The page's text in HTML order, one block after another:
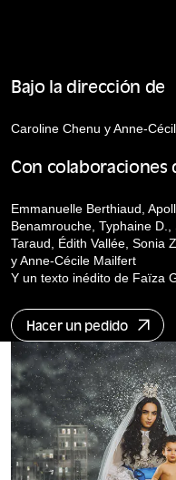
Bajo la dirección de
Caroline Chenu y Anne-
Con colaboraciones
Emmanuelle Berthiaud,
Benamrouche, Typhaine
Taraud, Édith Vallée, Sonia
y Anne-Cécile Mailfert
Y un texto inédito de Faïza
Hacer un pedido